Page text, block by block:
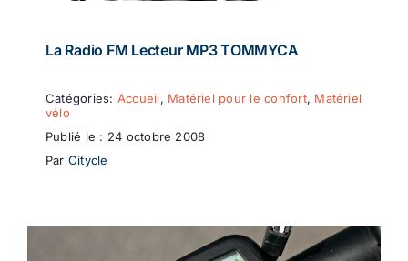
La Radio FM Lecteur MP3 TOMMYCA
Catégories: Accueil, Matériel pour le confort, Matériel
vélo
Publié le : 24 octobre 2008
Par Citycle